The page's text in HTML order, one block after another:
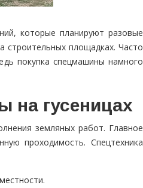
которые планируют разовые
строительных площадках. Часто
покупка спецмашины намного
на гусеницах
земляных работ. Главное
проходимость. Спецтехника